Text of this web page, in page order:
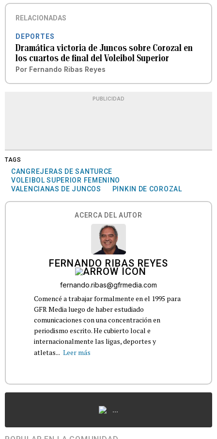
RELACIONADAS
DEPORTES
Dramática victoria de Juncos sobre Corozal en
los cuartos de final del Voleibol Superior
Por Fernando Ribas Reyes
PUBLICIDAD
TAGS
CANGREJERAS DE SANTURCE
VOLEIBOL SUPERIOR FEMENINO
VALENCIANAS DE JUNCOS
PINKIN DE COROZAL
ACERCA DEL AUTOR
FERNANDO RIBAS REYES
fernando.ribas@gfrmedia.com
Comencé a trabajar formalmente en el 1995 para
GFR Media luego de haber estudiado
comunicaciones con una concentración en
periodismo escrito. He cubierto local e
internacionalmente las ligas, deportes y
atletas... Leer más
...